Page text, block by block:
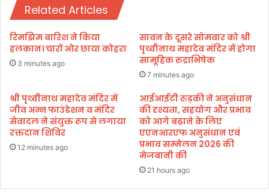
का
व
र्चु
अ
ल
शु
रं
भ
,
क
हा
ली
स्ने
ह
मि
ए
वं
सां
स्कृ
ति
Related Articles
रिमझिम बारिश ने किया
हलकान। चारों ओर छाया कोहरा
3 minutes ago
सावन के दूसरे सोमवार को श्री
पृथ्वीनाथ महादेव मंदिर में होगा
सामूहिक रुद्राभिषेक
7 minutes ago
श्री पृथ्वीनाथ महादेव मंदिर में
जीव अन्न फाउंडेशन व मंदिर
सेवादल ने संयुक्त रूप से लगाया
रक्तदान शिविर
12 minutes ago
आईआईटी रुड़की ने अनुसंधान
की दृश्यता, सहयोग और प्रभाव
को आगे बढ़ाने के लिए
एएनआरएफ अनुसंधान एवं
प्रभाव सम्मेलन 2026 की
मेजबानी की
21 hours ago